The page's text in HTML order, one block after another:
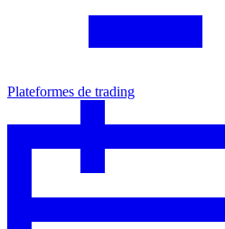
Plateformes de trading